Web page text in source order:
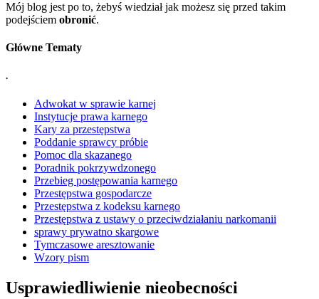
Mój blog jest po to, żebyś wiedział jak możesz się przed takim
podejściem obronić.
Główne Tematy
.
Adwokat w sprawie karnej
Instytucje prawa karnego
Kary za przestępstwa
Poddanie sprawcy próbie
Pomoc dla skazanego
Poradnik pokrzywdzonego
Przebieg postępowania karnego
Przestępstwa gospodarcze
Przestępstwa z kodeksu karnego
Przestępstwa z ustawy o przeciwdziałaniu narkomanii
sprawy prywatno skargowe
Tymczasowe aresztowanie
Wzory pism
Usprawiedliwienie nieobecności